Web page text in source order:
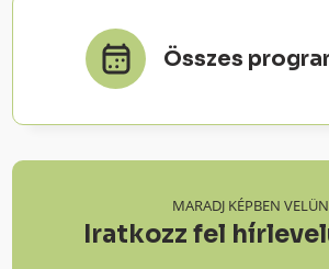
Összes
MARADJ KÉPBEN
Iratkozz fel